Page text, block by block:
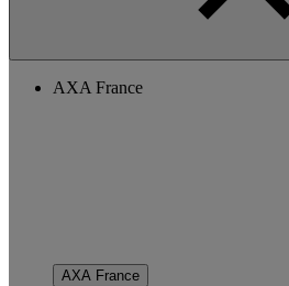
AXA France
AXA France